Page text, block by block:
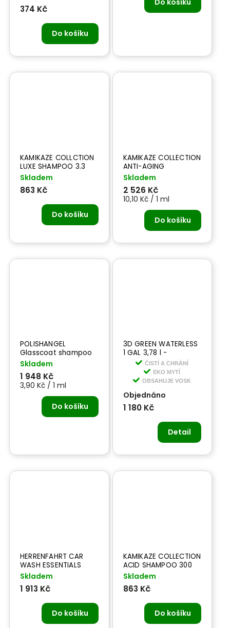
374 Kč
Do košíku
KAMIKAZE COLLCTION
LUXE SHAMPOO 3.3
300 ml - šampon
Skladem
863 Kč
Do košíku
KAMIKAZE COLLECTION
ANTI-AGING
TREATMENT 250 ml -
laku
Skladem
2 526 Kč
10,10 Kč / 1 ml
Do košíku
POLISHANGEL
Glasscoat shampoo
500 ml - šampon pro
laky s keramickou
nebo sealentovou
ochranou
Skladem
1 948 Kč
3,90 Kč / 1 ml
Do košíku
3D GREEN WATERLESS
1 GAL 3,78 l -
prémiový detailer bez
obsahu vody
ČISTÍ A CHRÁNÍ
EKO MYTÍ
OBSAHUJE VOSK
Objednáno
1 180 Kč
Detail
HERRENFAHRT CAR
WASH ESSENTIALS
GIFT BOX - mytí
Skladem
1 913 Kč
Do košíku
KAMIKAZE COLLECTION
ACID SHAMPOO 300
ml
Skladem
863 Kč
Do košíku